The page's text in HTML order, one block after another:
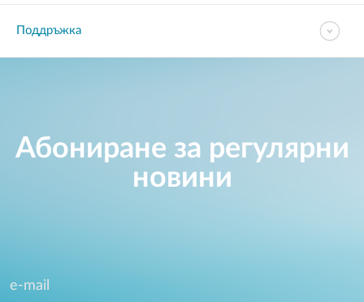
Поддръжка
Абониране за регулярни
новини